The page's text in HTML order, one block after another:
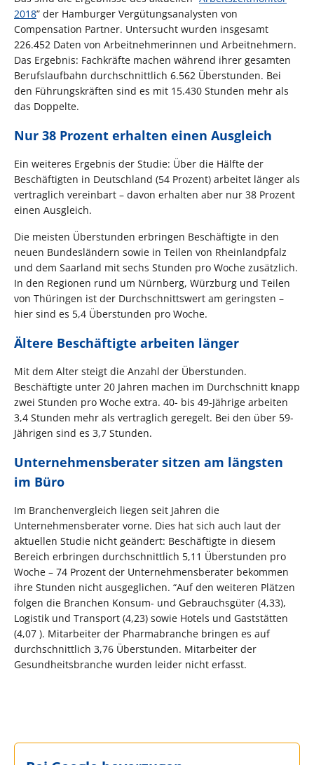
2018” der Hamburger Vergütungsanalysten von
Compensation Partner. Untersucht wurden insgesamt
226.452 Daten von Arbeitnehmerinnen und Arbeitnehmern.
Das Ergebnis: Fachkräfte machen während ihrer gesamten
Berufslaufbahn durchschnittlich 6.562 Überstunden. Bei
den Führungskräften sind es mit 15.430 Stunden mehr als
das Doppelte.
Nur 38 Prozent erhalten einen Ausgleich
Ein weiteres Ergebnis der Studie: Über die Hälfte der
Beschäftigten in Deutschland (54 Prozent) arbeitet länger als
vertraglich vereinbart – davon erhalten aber nur 38 Prozent
einen Ausgleich.
Die meisten Überstunden erbringen Beschäftigte in den
neuen Bundesländern sowie in Teilen von Rheinlandpfalz
und dem Saarland mit sechs Stunden pro Woche zusätzlich.
In den Regionen rund um Nürnberg, Würzburg und Teilen
von Thüringen ist der Durchschnittswert am geringsten –
hier sind es 5,4 Überstunden pro Woche.
Ältere Beschäftigte arbeiten länger
Mit dem Alter steigt die Anzahl der Überstunden.
Beschäftigte unter 20 Jahren machen im Durchschnitt knapp
zwei Stunden pro Woche extra. 40- bis 49-Jährige arbeiten
3,4 Stunden mehr als vertraglich geregelt. Bei den über 59-
Jährigen sind es 3,7 Stunden.
Unternehmensberater sitzen am längsten
im Büro
Im Branchenvergleich liegen seit Jahren die
Unternehmensberater vorne. Dies hat sich auch laut der
aktuellen Studie nicht geändert: Beschäftigte in diesem
Bereich erbringen durchschnittlich 5,11 Überstunden pro
Woche – 74 Prozent der Unternehmensberater bekommen
ihre Stunden nicht ausgeglichen. “Auf den weiteren Plätzen
folgen die Branchen Konsum- und Gebrauchsgüter (4,33),
Logistik und Transport (4,23) sowie Hotels und Gaststätten
(4,07 ). Mitarbeiter der Pharmabranche bringen es auf
durchschnittlich 3,76 Überstunden. Mitarbeiter der
Gesundheitsbranche wurden leider nicht erfasst.